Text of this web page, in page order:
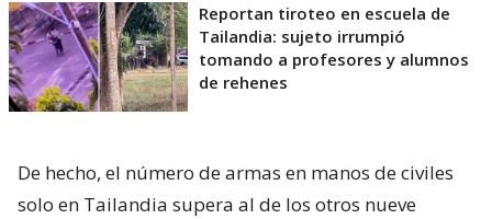
Reportan tiroteo en escuela de
Tailandia: sujeto irrumpió
tomando a profesores y alumnos
de rehenes
De hecho, el número de armas en manos de civiles
solo en Tailandia supera al de los otros nueve